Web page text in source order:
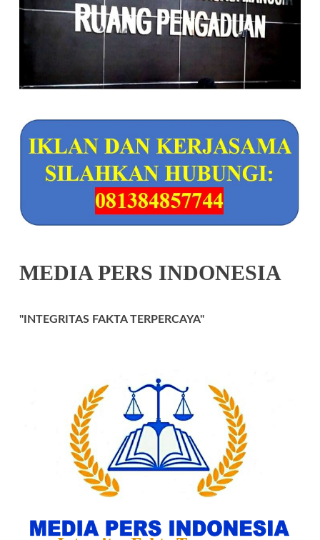
MEDIA PERS INDONESIA
"INTEGRITAS FAKTA TERPERCAYA"